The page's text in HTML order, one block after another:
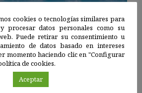
cookies o tecnologías similares para
y procesar datos personales como su
Puede retirar su consentimiento u
de datos basado en intereses
momento haciendo clic en "Configurar
de cookies.
Aceptar